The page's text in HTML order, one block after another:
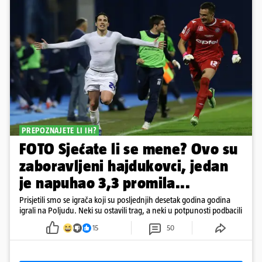
PREPOZNAJETE LI IH?
FOTO Sjećate li se mene? Ovo su
zaboravljeni hajdukovci, jedan
je napuhao 3,3 promila...
Prisjetili smo se igrača koji su posljednjih desetak godina godina
igrali na Poljudu. Neki su ostavili trag, a neki u potpunosti podbacili
15 50